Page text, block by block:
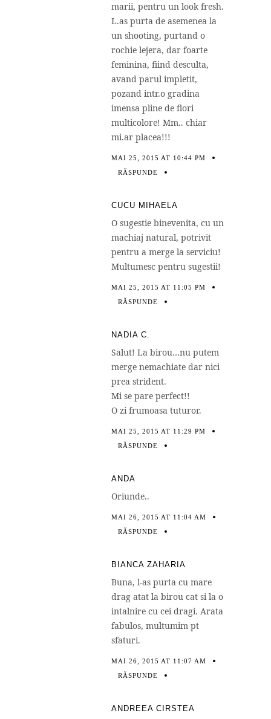
marii, pentru un look fresh.
L.as purta de asemenea la
un shooting, purtand o
rochie lejera, dar foarte
feminina, fiind desculta,
avand parul impletit,
pozand intr.o gradina
imensa pline de flori
multicolore! Mm.. chiar
mi.ar placea!!!
MAI 25, 2015 AT 10:44 PM
RĂSPUNDE
CUCU MIHAELA
O sugestie binevenita, cu un
machiaj natural, potrivit
pentru a merge la serviciu!
Multumesc pentru sugestii!
MAI 25, 2015 AT 11:05 PM
RĂSPUNDE
NADIA C.
Salut! La birou…nu putem
merge nemachiate dar nici
prea strident.
Mi se pare perfect!!
O zi frumoasa tuturor.
MAI 25, 2015 AT 11:29 PM
RĂSPUNDE
ANDA
Oriunde..
MAI 26, 2015 AT 11:04 AM
RĂSPUNDE
BIANCA ZAHARIA
Buna, l-as purta cu mare
drag atat la birou cat si la o
intalnire cu cei dragi. Arata
fabulos, multumim pt
sfaturi.
MAI 26, 2015 AT 11:07 AM
RĂSPUNDE
ANDREEA CIRSTEA